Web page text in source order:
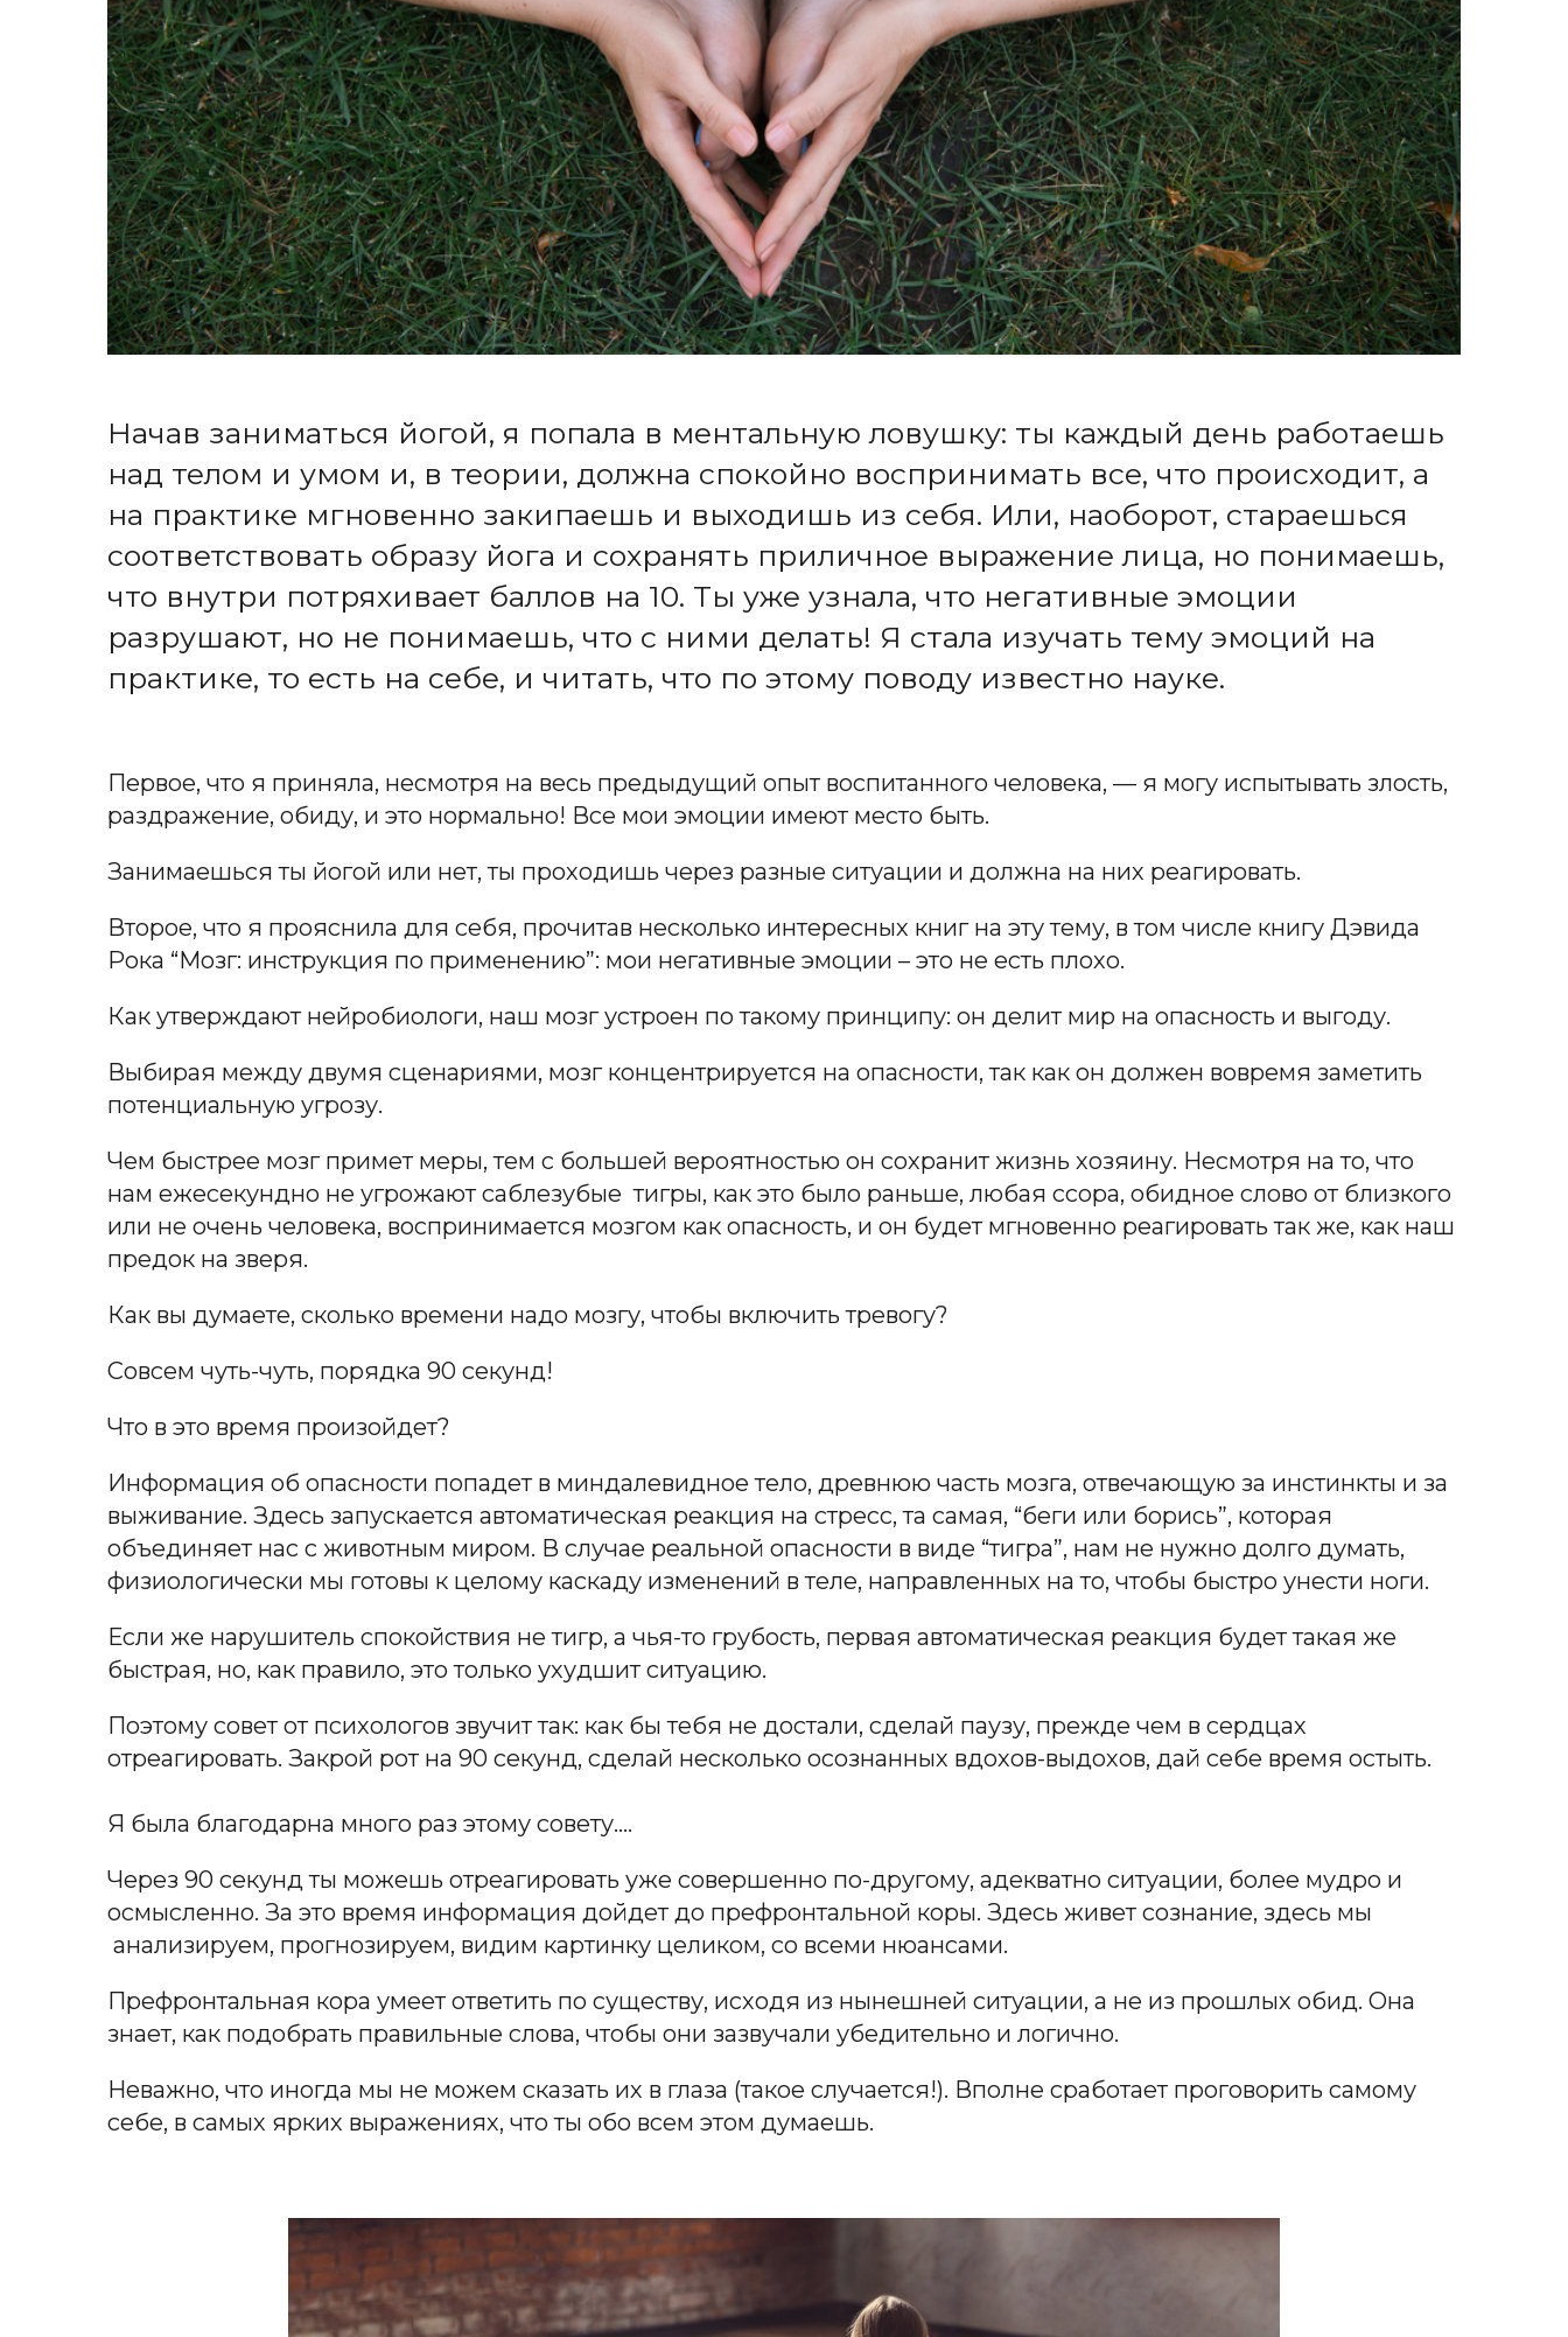
Начав заниматься йогой, я попала в ментальную ловушку: ты каждый день работаешь
над телом и умом и, в теории, должна спокойно воспринимать все, что происходит, а
на практике мгновенно закипаешь и выходишь из себя. Или, наоборот, стараешься
соответствовать образу йога и сохранять приличное выражение лица, но понимаешь,
что внутри потряхивает баллов на 10. Ты уже узнала, что негативные эмоции
разрушают, но не понимаешь, что с ними делать! Я стала изучать тему эмоций на
практике, то есть на себе, и читать, что по этому поводу известно науке.
Первое, что я приняла, несмотря на весь предыдущий опыт воспитанного человека, — я могу испытывать злость,
раздражение, обиду, и это нормально! Все мои эмоции имеют место быть.
Занимаешься ты йогой или нет, ты проходишь через разные ситуации и должна на них реагировать.
Второе, что я прояснила для себя, прочитав несколько интересных книг на эту тему, в том числе книгу Дэвида
Рока “Мозг: инструкция по применению”: мои негативные эмоции – это не есть плохо.
Как утверждают нейробиологи, наш мозг устроен по такому принципу: он делит мир на опасность и выгоду.
Выбирая между двумя сценариями, мозг концентрируется на опасности, так как он должен вовремя заметить
потенциальную угрозу.
Чем быстрее мозг примет меры, тем с большей вероятностью он сохранит жизнь хозяину. Несмотря на то, что
нам ежесекундно не угрожают саблезубые тигры, как это было раньше, любая ссора, обидное слово от близкого
или не очень человека, воспринимается мозгом как опасность, и он будет мгновенно реагировать так же, как наш
предок на зверя.
Как вы думаете, сколько времени надо мозгу, чтобы включить тревогу?
Совсем чуть-чуть, порядка 90 секунд!
Что в это время произойдет?
Информация об опасности попадет в миндалевидное тело, древнюю часть мозга, отвечающую за инстинкты и за
выживание. Здесь запускается автоматическая реакция на стресс, та самая, “беги или борись”, которая
объединяет нас с животным миром. В случае реальной опасности в виде “тигра”, нам не нужно долго думать,
физиологически мы готовы к целому каскаду изменений в теле, направленных на то, чтобы быстро унести ноги.
Если же нарушитель спокойствия не тигр, а чья-то грубость, первая автоматическая реакция будет такая же
быстрая, но, как правило, это только ухудшит ситуацию.
Поэтому совет от психологов звучит так: как бы тебя не достали, сделай паузу, прежде чем в сердцах
отреагировать. Закрой рот на 90 секунд, сделай несколько осознанных вдохов-выдохов, дай себе время остыть.
Я была благодарна много раз этому совету….
Через 90 секунд ты можешь отреагировать уже совершенно по-другому, адекватно ситуации, более мудро и
осмысленно. За это время информация дойдет до префронтальной коры. Здесь живет сознание, здесь мы
анализируем, прогнозируем, видим картинку целиком, со всеми нюансами.
Префронтальная кора умеет ответить по существу, исходя из нынешней ситуации, а не из прошлых обид. Она
знает, как подобрать правильные слова, чтобы они зазвучали убедительно и логично.
Неважно, что иногда мы не можем сказать их в глаза (такое случается!). Вполне сработает проговорить самому
себе, в самых ярких выражениях, что ты обо всем этом думаешь.